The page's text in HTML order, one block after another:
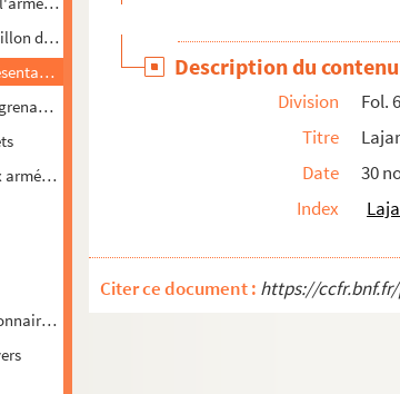
de la garde nationale : lettre à Magin, inspecteur en
de la Commune
gendarmes servant près la Convention,
brevets
(
Description du contenu
Division
Fol.
Titre
Date
30
Index
Citer ce document : https://ccfr.bnf.fr/